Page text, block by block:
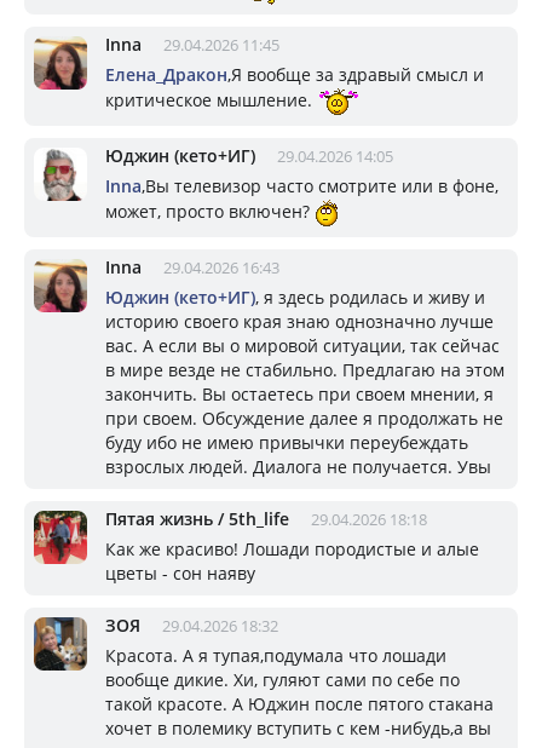
Inna 29.04.2026 11:45
Елена_Дракон,Я вообще за здравый смысл и
критическое мышление.
Юджин (кето+ИГ) 29.04.2026 14:05
Inna,Вы телевизор часто смотрите или в фоне,
может, просто включен?
Inna 29.04.2026 16:43
Юджин (кето+ИГ), я здесь родилась и живу и
историю своего края знаю однозначно лучше
вас. А если вы о мировой ситуации, так сейчас
в мире везде не стабильно. Предлагаю на этом
закончить. Вы остаетесь при своем мнении, я
при своем. Обсуждение далее я продолжать не
буду ибо не имею привычки переубеждать
взрослых людей. Диалога не получается. Увы
Пятая жизнь / 5th_life 29.04.2026 18:18
Как же красиво! Лошади породистые и алые
цветы - сон наяву
ЗОЯ 29.04.2026 18:32
Красота. А я тупая,подумала что лошади
вообще дикие. Хи, гуляют сами по себе по
такой красоте. А Юджин после пятого стакана
хочет в полемику вступить с кем -нибудь,а вы